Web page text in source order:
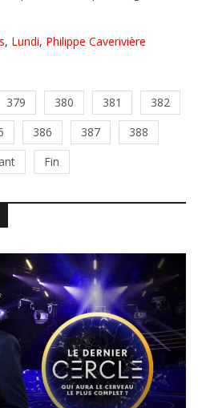
, Lundi, Philippe Caverivière
379 380 381
382
386 387
388
Fin